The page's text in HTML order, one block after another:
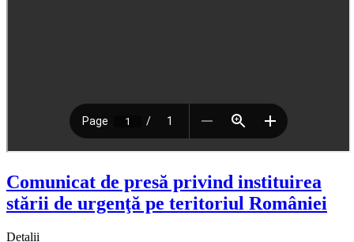
Comunicat de presă privind instituirea
stării de urgenţă pe teritoriul României
Detalii